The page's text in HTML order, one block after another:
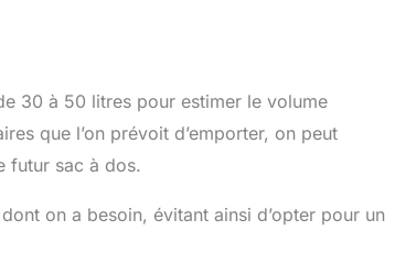
30 à 50 litres pour estimer le volume
que l’on prévoit d’emporter, on peut
futur sac à dos.
on a besoin, évitant ainsi d’opter pour un